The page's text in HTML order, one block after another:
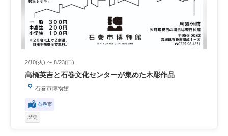
2/10(火) 〜 8/23(日)
高橋英吉と石巻文化センターが集めた木彫作品
石巻市博物館
石巻市
歴史